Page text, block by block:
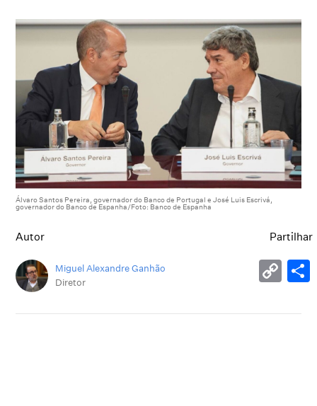
Álvaro Santos Pereira, governador do Banco de Portugal e José Luis Escrivá,
governador do Banco de Espanha/Foto: Banco de Espanha
Autor
Miguel Alexandre Ganhão
Diretor
Partilhar